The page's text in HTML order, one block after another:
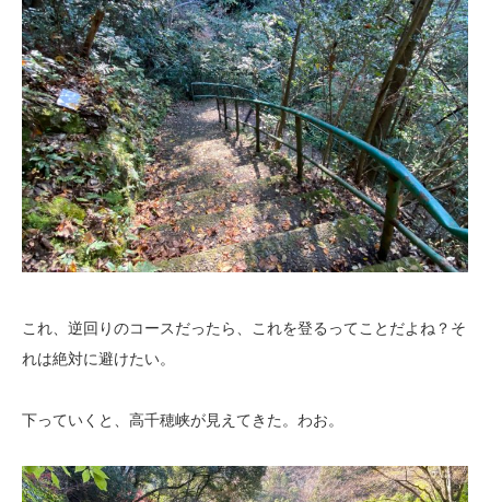
これ、逆回りのコースだったら、これを登るってことだよね？そ
れは絶対に避けたい。
下っていくと、高千穂峡が見えてきた。わお。